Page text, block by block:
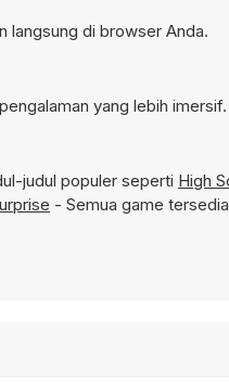
langsung di browser Anda.
yang lebih imersif.
judul populer seperti High
- Semua game